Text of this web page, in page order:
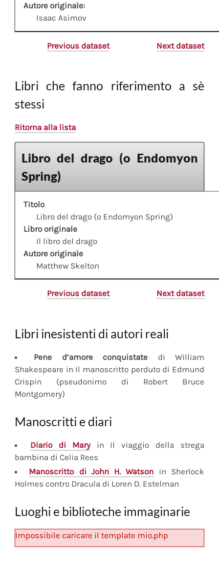
Autore originale:
Isaac Asimov
Previous dataset Next dataset
Libri che fanno riferimento a sè
stessi
Ritorna alla lista
Libro del drago (o Endomyon
Spring)
Titolo
Libro del drago (o Endomyon Spring)
Libro originale
Il libro del drago
Autore originale
Matthew Skelton
Previous dataset Next dataset
Libri inesistenti di autori reali
Pene d’amore conquistate di William
Shakespeare in Il manoscritto perduto di Edmund
Crispin (pseudonimo di Robert Bruce
Montgomery)
Manoscritti e diari
Diariodi Maryin Il viaggio della strega
bambina di Celia Rees
Manoscritto di John H. Watson in Sherlock
Holmes contro Dracula di Loren D. Estelman
Luoghi e biblioteche immaginarie
Impossibile caricare il template mio.php